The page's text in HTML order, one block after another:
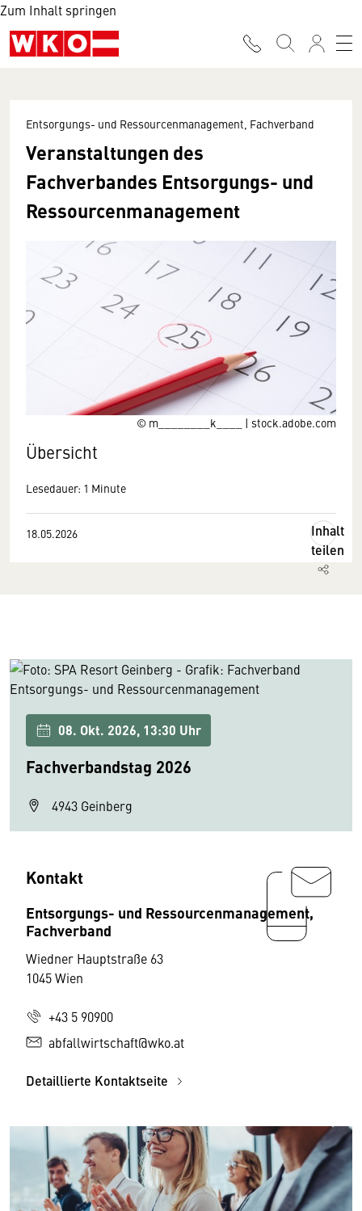
Zum Inhalt springen
© m________k____ | stock.adobe.com
Entsorgungs- und Ressourcenmanagement, Fachverband
Veranstaltungen des
Fachverbandes Entsorgungs- und
Ressourcen­management­­
Übersicht
Lesedauer: 1 Minute
18.05.2026
Inhalt
teilen
08. Okt. 2026, 13:30 Uhr
Fachverbandstag 2026
4943 Geinberg
Kontakt
Entsorgungs- und Ressourcenmanagement,
Fachverband
Wiedner Hauptstraße 63
1045 Wien
+43 5 90900
abfallwirtschaft@wko.at
Detaillierte Kontaktseite